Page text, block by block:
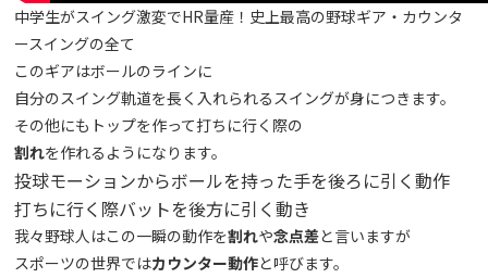
中学生がスイング激変でHR量産！史上最高の野球ギア・カウンタ
ースイングの全て
このギアはボールのラインに
自分のスイング軌道を長く入れられるスイングが身につきます。
その他にもトップを作って打ちに行く際の
割れを作れるようになります。
投球モーションからボールを持った手を後ろに引く動作
打ちに行く際バットを後方に引く動き
我々野球人はこの一瞬の動作を割れや念点差と言いますが
スポーツの世界ではカウンター動作と呼びます。